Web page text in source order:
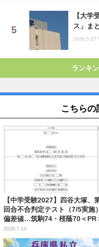
【大学
ス」ま
2026.5.27
ランキ
こちら
【中学受験2027】四谷大塚、
回合不合判定テスト（7/5実施）
偏差値…筑駒74・桜蔭70＜PR
2026.7.10